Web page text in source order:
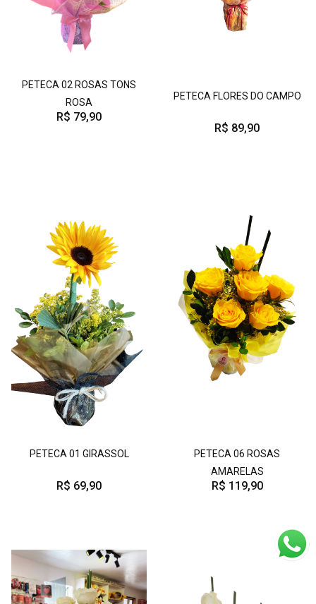
PETECA 02 ROSAS TONS
ROSA
R$ 79,90
PETECA FLORES DO CAMPO
R$ 89,90
PETECA 01 GIRASSOL
R$ 69,90
PETECA 06 ROSAS
AMARELAS
R$ 119,90